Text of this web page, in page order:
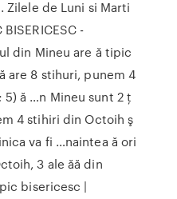
Zilele de Luni si Marti
-
din Mineu are ă tipic
are 8 stihuri, punem 4
ă …n Mineu sunt 2 ţ
4 stihiri din Octoih ş
va fi …naintea ă ori
3 ale ăă din
bisericesc |